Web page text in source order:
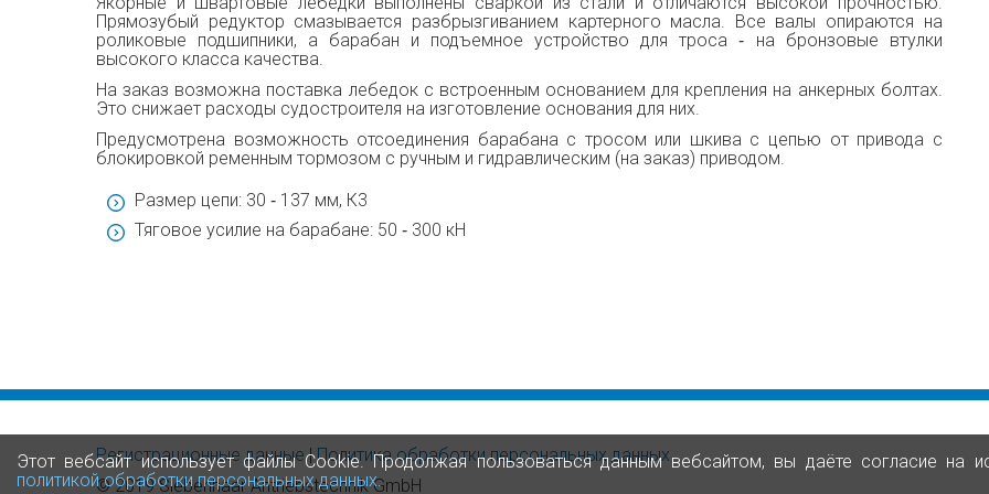
Прямозубый редуктор смазывается разбрызгиванием картерного масла. Все валы опираются на
роликовые подшипники, а барабан и подъемное устройство для троса ‑ на бронзовые втулки
высокого класса качества.
На заказ возможна поставка лебедок с встроенным основанием для крепления на анкерных болтах.
Это снижает расходы судостроителя на изготовление основания для них.
Предусмотрена возможность отсоединения барабана с тросом или шкива с цепью от привода с
блокировкой ременным тормозом с ручным и гидравлическим (на заказ) приводом.
Размер цепи: 30 ‑ 137 мм, К3
Тяговое усилие на барабане: 50 ‑ 300 кН
Регистрационные данные|Политика обработки персональных данных
© 2019 Siebenhaar Antriebstechnik GmbH
Этот вебсайт использует файлы Cookie. Продолжая пользоваться данным вебсайтом, вы даёте согласие на
политикой обработки персональных данных.